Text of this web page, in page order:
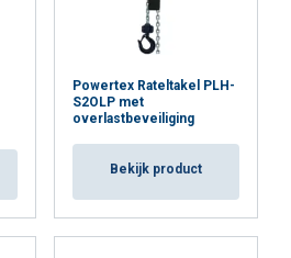
Powertex Rateltakel PLH-
S2OLP met
overlastbeveiliging
Bekijk product